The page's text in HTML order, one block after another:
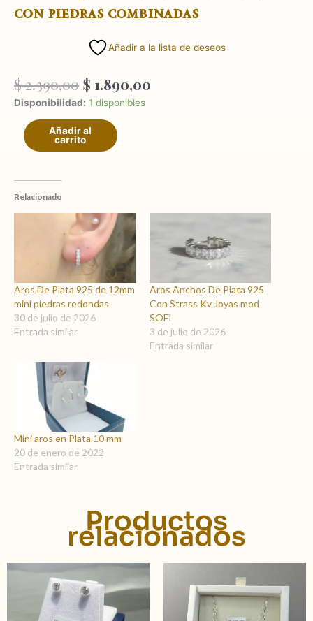
con piedras combinadas
Añadir a la lista de deseos
$2.390,00 El
precio
original
era:
$ 2.390,00.
$ 1.890,00
Disponibilidad: 1 disponibles
Aros
Joyas
925
de
cantidad
Añadir al
carrito
Relacionado
Aros De Plata 925 de 12mm
mini piedras redondas
30 de julio de 2026
Entrada similar
Aros Anchos De Plata 925
Con Strass Kv Joyas mod
SOFI
3 de julio de 2026
Entrada similar
Mini aros en Plata 10 mm
20 de enero de 2022
Entrada similar
Productos
relacionados
precios:
tiene